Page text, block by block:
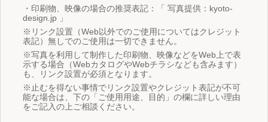
・印刷物、映像の場合の推奨表記：「 写真提供：kyoto-
design.jp 」
※リンク設置（Web以外でのご使用についてはクレジット
表記）無しでのご使用は一切できません。
※写真を利用して制作した印刷物、映像などをWeb上で表
示する場合（WebカタログやWebチラシなども含みます）
も、リンク設置が必須となります。
※止むを得ない事情でリンク設置やクレジット表記が不可
能な場合は、下の「ご使用用途、目的」の欄に詳しい理由
をご記入の上ご相談ください。